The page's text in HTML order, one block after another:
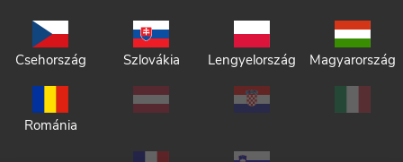
Csehország Szlovákia Lengyelország Magyarország
Románia